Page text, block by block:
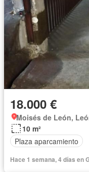
18.000 €
Moisés de León,
10 m²
Plaza aparcamiento
Hace 1 semana, 4 días en